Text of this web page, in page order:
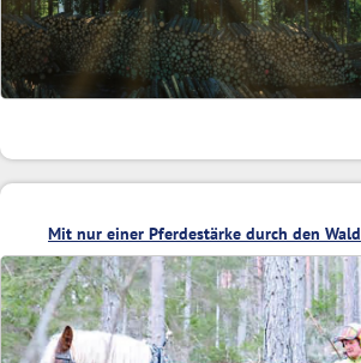
Mit nur einer Pferdestärke durch den Wald